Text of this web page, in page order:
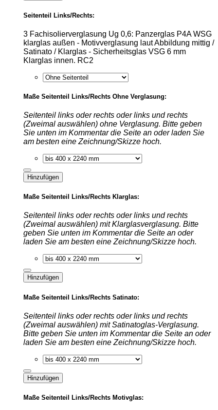
Seitenteil Links/Rechts:
3 Fachisolierverglasung Ug 0,6: Panzerglas P4A WSG
klarglas außen - Motivverglasung laut Abbildung mittig /
Satinato / Klarglas - Sicherheitsglas VSG 6 mm
Klarglas innen. RC2
Maße Seitenteil Links/Rechts Ohne Verglasung:
Seitenteil links oder rechts oder links und rechts
(Zweimal auswählen) ohne Verglasung. Bitte geben
Sie unten im Kommentar die Seite an oder laden Sie
am besten eine Zeichnung/Skizze hoch.
Hinzufügen
Maße Seitenteil Links/Rechts Klarglas:
Seitenteil links oder rechts oder links und rechts
(Zweimal auswählen) mit Klarglasverglasung. Bitte
geben Sie unten im Kommentar die Seite an oder
laden Sie am besten eine Zeichnung/Skizze hoch.
Hinzufügen
Maße Seitenteil Links/Rechts Satinato:
Seitenteil links oder rechts oder links und rechts
(Zweimal auswählen) mit Satinatoglas-Verglasung.
Bitte geben Sie unten im Kommentar die Seite an oder
laden Sie am besten eine Zeichnung/Skizze hoch.
Hinzufügen
Maße Seitenteil Links/Rechts Motivglas: